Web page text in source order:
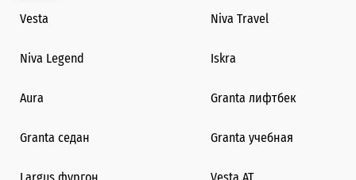
Vesta Niva Travel
Niva Legend Iskra
Aura Granta лифтбек
Granta седан Granta учебная